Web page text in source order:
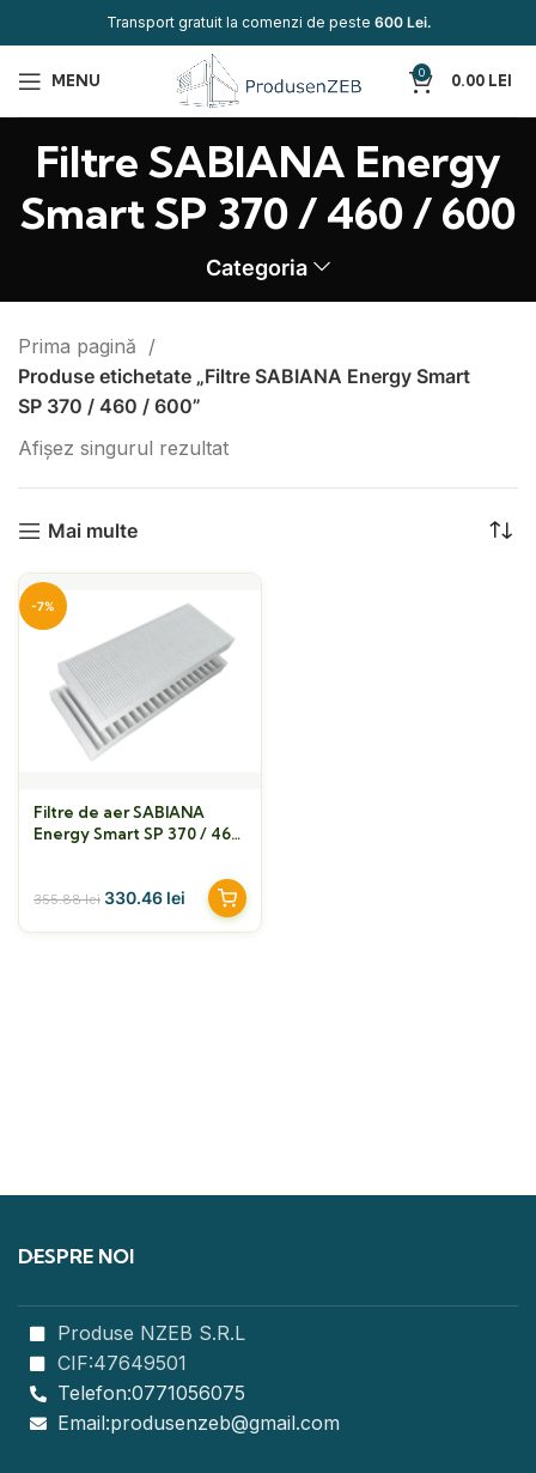
Transport gratuit la comenzi de peste 600 Lei.
MENU 0 0.00 LEI
Filtre SABIANA Energy
Smart SP 370 / 460 / 600
Categoria
Prima pagină
Produse etichetate „Filtre SABIANA Energy Smart
SP 370 / 460 / 600”
Afișez singurul rezultat
Mai multe
-7%
Filtre de aer SABIANA
Energy Smart SP 370 / 460
355.88lei 330.46 lei
DESPRE NOI
Produse NZEB S.R.L
CIF:47649501
Telefon:0771056075
Email:produsenzeb@gmail.com